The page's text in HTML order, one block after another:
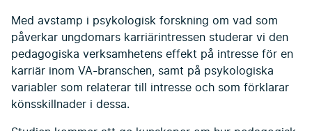
Med avstamp i psykologisk forskning om vad som
påverkar ungdomars karriärintressen studerar vi den
pedagogiska verksamhetens effekt på intresse för en
karriär inom VA-branschen, samt på psykologiska
variabler som relaterar till intresse och som förklarar
könsskillnader i dessa.